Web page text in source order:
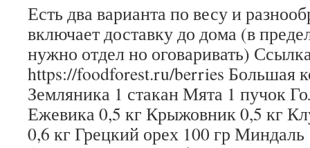
Есть два варианта по весу и
включает доставку до дома (в
нужно отдел но оговаривать)
https://foodforest.ru/berries Большая
Земляника 1 стакан Мята 1 пучок
Ежевика 0,5 кг Крыжовник 0,5 кг
0,6 кг Грецкий орех 100 гр